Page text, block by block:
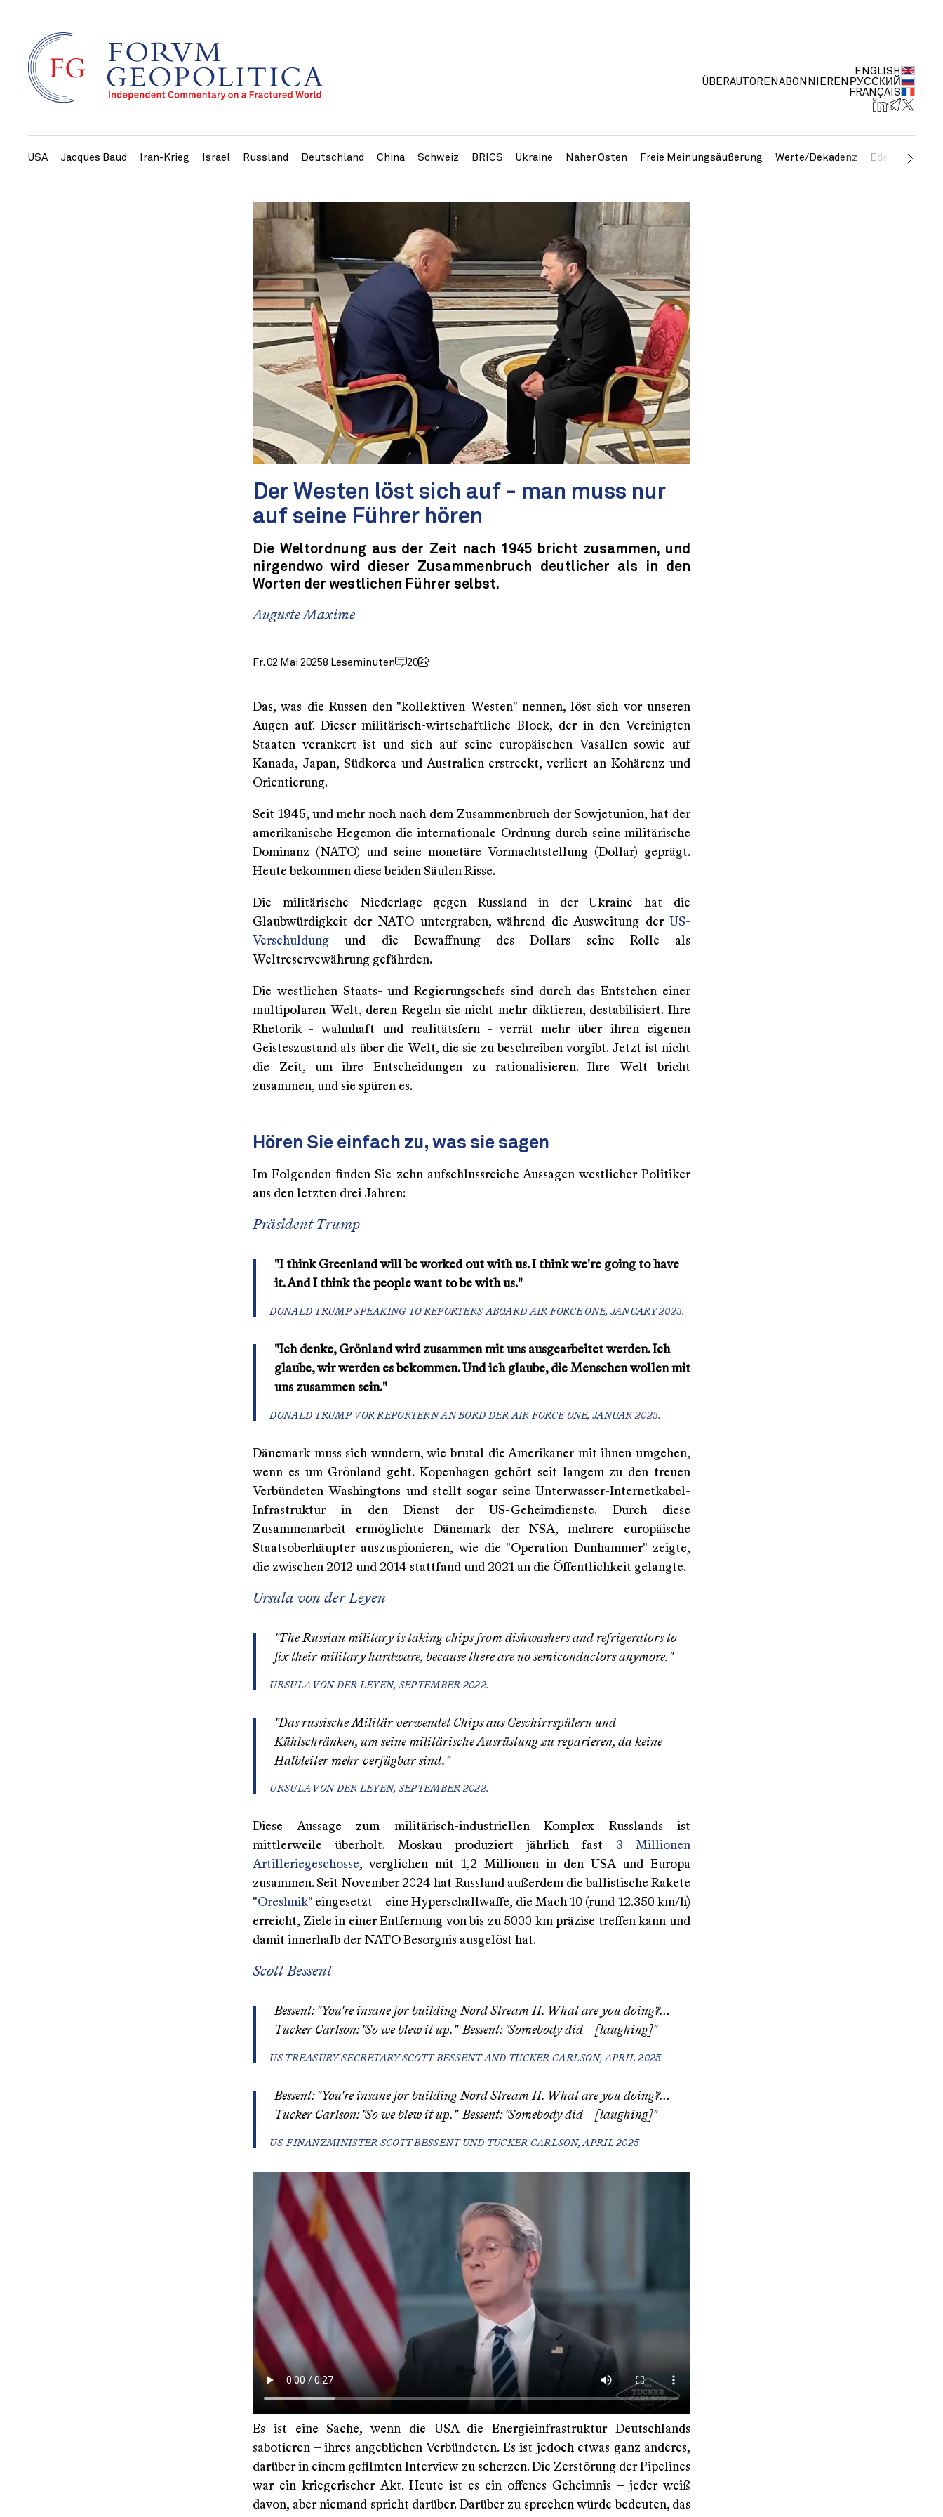
ÜBERAUTOREN ABONNIEREN
ENGLISH
РУССКИЙ
FRANÇAIS
USA Jacques Baud Iran-Krieg Israel Russland Deutschland China Schweiz BRICS Ukraine Naher Osten Freie Meinungsäußerung Werte/Dekadenz Edelmetalle
Der Westen löst sich auf - man muss nur
auf seine Führer hören
Die Weltordnung aus der Zeit nach 1945 bricht zusammen, und
nirgendwo wird dieser Zusammenbruch deutlicher als in den
Worten der westlichen Führer selbst.
Auguste Maxime
Fr. 02 Mai 20258 Leseminuten 20
Das, was die Russen den "kollektiven Westen" nennen, löst sich vor unseren
Augen auf. Dieser militärisch-wirtschaftliche Block, der in den Vereinigten
Staaten verankert ist und sich auf seine europäischen Vasallen sowie auf
Kanada, Japan, Südkorea und Australien erstreckt, verliert an Kohärenz und
Orientierung.
Seit 1945, und mehr noch nach dem Zusammenbruch der Sowjetunion, hat der
amerikanische Hegemon die internationale Ordnung durch seine militärische
Dominanz (NATO) und seine monetäre Vormachtstellung (Dollar) geprägt.
Heute bekommen diese beiden Säulen Risse.
Die militärische Niederlage gegen Russland in der Ukraine hat die
Glaubwürdigkeit der NATO untergraben, während die Ausweitung der US-
Verschuldung und die Bewaffnung des Dollars seine Rolle als
Weltreservewährung gefährden.
Die westlichen Staats- und Regierungschefs sind durch das Entstehen einer
multipolaren Welt, deren Regeln sie nicht mehr diktieren, destabilisiert. Ihre
Rhetorik - wahnhaft und realitätsfern - verrät mehr über ihren eigenen
Geisteszustand als über die Welt, die sie zu beschreiben vorgibt. Jetzt ist nicht
die Zeit, um ihre Entscheidungen zu rationalisieren. Ihre Welt bricht
zusammen, und sie spüren es.
Hören Sie einfach zu, was sie sagen
Im Folgenden finden Sie zehn aufschlussreiche Aussagen westlicher Politiker
aus den letzten drei Jahren:
Präsident Trump
"I think Greenland will be worked out with us. I think we're going to have
it. And I think the people want to be with us."
DONALD TRUMP SPEAKING TO REPORTERS ABOARD AIR FORCE ONE, JANUARY 2025.
"Ich denke, Grönland wird zusammen mit uns ausgearbeitet werden. Ich
glaube, wir werden es bekommen. Und ich glaube, die Menschen wollen mit
uns zusammen sein."
DONALD TRUMP VOR REPORTERN AN BORD DER AIR FORCE ONE, JANUAR 2025.
Dänemark muss sich wundern, wie brutal die Amerikaner mit ihnen umgehen,
wenn es um Grönland geht. Kopenhagen gehört seit langem zu den treuen
Verbündeten Washingtons und stellt sogar seine Unterwasser-Internetkabel-
Infrastruktur in den Dienst der US-Geheimdienste. Durch diese
Zusammenarbeit ermöglichte Dänemark der NSA, mehrere europäische
Staatsoberhäupter auszuspionieren, wie die "Operation Dunhammer" zeigte,
die zwischen 2012 und 2014 stattfand und 2021 an die Öffentlichkeit gelangte.
Ursula von der Leyen
"The Russian military is taking chips from dishwashers and refrigerators to
fix their military hardware, because there are no semiconductors anymore."
URSULA VON DER LEYEN, SEPTEMBER 2022.
"Das russische Militär verwendet Chips aus Geschirrspülern und
Kühlschränken, um seine militärische Ausrüstung zu reparieren, da keine
Halbleiter mehr verfügbar sind."
URSULA VON DER LEYEN, SEPTEMBER 2022.
Diese Aussage zum militärisch-industriellen Komplex Russlands ist
mittlerweile überholt. Moskau produziert jährlich fast 3 Millionen
Artilleriegeschosse, verglichen mit 1,2 Millionen in den USA und Europa
zusammen. Seit November 2024 hat Russland außerdem die ballistische Rakete
"Oreshnik" eingesetzt – eine Hyperschallwaffe, die Mach 10 (rund 12.350 km/h)
erreicht, Ziele in einer Entfernung von bis zu 5000 km präzise treffen kann und
damit innerhalb der NATO Besorgnis ausgelöst hat.
Scott Bessent
Bessent: "You're insane for building Nord Stream II. What are you doing?…
Tucker Carlson: "So we blew it up." Bessent: "Somebody did – [laughing]"
US TREASURY SECRETARY SCOTT BESSENT AND TUCKER CARLSON, APRIL 2025
Bessent: "You're insane for building Nord Stream II. What are you doing?…
Tucker Carlson: "So we blew it up." Bessent: "Somebody did – [laughing]"
US-FINANZMINISTER SCOTT BESSENT UND TUCKER CARLSON, APRIL 2025
Es ist eine Sache, wenn die USA die Energieinfrastruktur Deutschlands
sabotieren – ihres angeblichen Verbündeten. Es ist jedoch etwas ganz anderes,
darüber in einem gefilmten Interview zu scherzen. Die Zerstörung der Pipelines
war ein kriegerischer Akt. Heute ist es ein offenes Geheimnis – jeder weiß
davon, aber niemand spricht darüber. Darüber zu sprechen würde bedeuten, das